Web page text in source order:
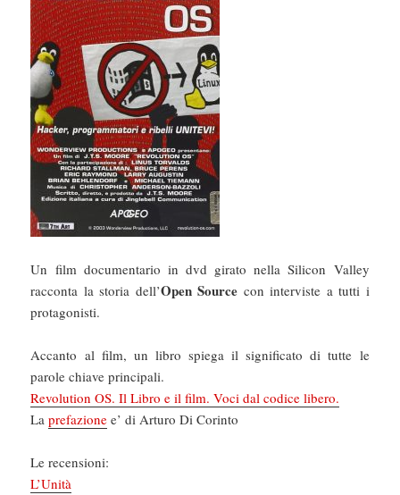
Un film documentario in dvd girato nella Silicon Valley
racconta la storia dell’Open Source con interviste a tutti i
protagonisti.
Accanto al film, un libro spiega il significato di tutte le
parole chiave principali.
Revolution OS. Il Libro e il film. Voci dal codice libero.
Laprefazione e’ di Arturo Di Corinto
Le recensioni:
L’Unità